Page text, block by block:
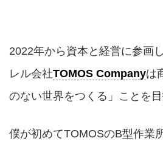
2022年から資本と経営に参画
レル会社TOMOS Companyは
のない世界をつくる」ことを目
僕が初めてTOMOSのB型作業